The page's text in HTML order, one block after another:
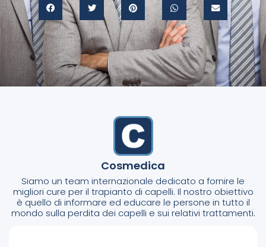
Cosmedica
Siamo un team internazionale dedicato a fornire le
migliori cure per il trapianto di capelli. Il nostro obiettivo
è quello di informare ed educare le persone in tutto il
mondo sulla perdita dei capelli e sui relativi trattamenti.